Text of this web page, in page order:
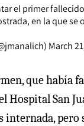
el primer
en la que
March
que había
Hospital San
internada, pero